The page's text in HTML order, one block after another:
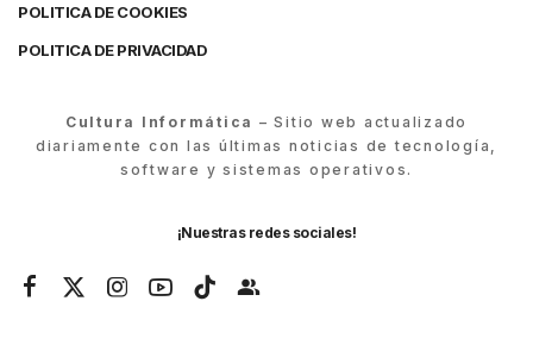
POLITICA DE COOKIES
POLITICA DE PRIVACIDAD
Cultura Informática – Sitio web actualizado
diariamente con las últimas noticias de tecnología,
software y sistemas operativos.
¡Nuestras redes sociales!